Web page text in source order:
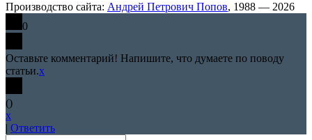
Производство сайта: Андрей Петрович Попов, 1988 — 2026
0
Оставьте комментарий! Напишите, что думаете по поводу
статьи.x
()
x
| Ответить